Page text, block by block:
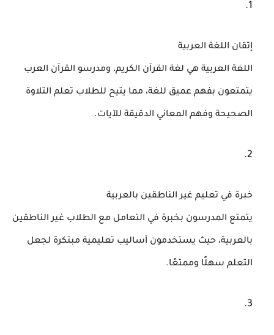
إتقان اللغة العربية
اللغة العربية هي لغة القرآن الكريم، ومدرسو القرآن العرب
يتمتعون بفهم عميق للغة، مما يتيح للطلاب تعلم التلاوة
الصحيحة وفهم المعاني الدقيقة للآيات.
خبرة في تعليم غير الناطقين بالعربية
يتمتع المدرسون بخبرة في التعامل مع الطلاب غير الناطقين
بالعربية، حيث يستخدمون أساليب تعليمية مبتكرة لجعل
التعلم سهلًا وممتعًا.